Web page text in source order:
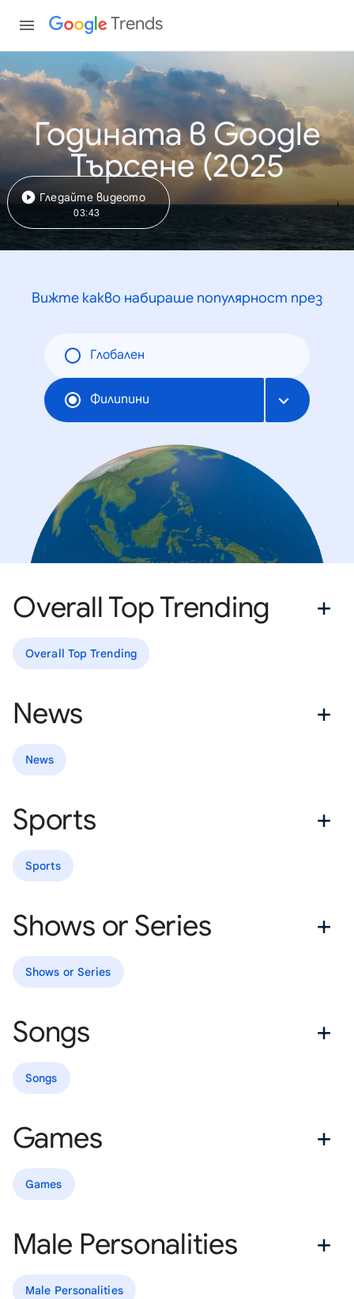
Trends
Годината в Google
Търсене (2025
Гледайте видеото
03:43
Вижте какво набираше популярност през
Глобален
Филипини
Overall Top Trending
Overall Top Trending
News
News
Sports
Sports
Shows or Series
Shows or Series
Songs
Songs
Games
Games
Male Personalities
Male Personalities